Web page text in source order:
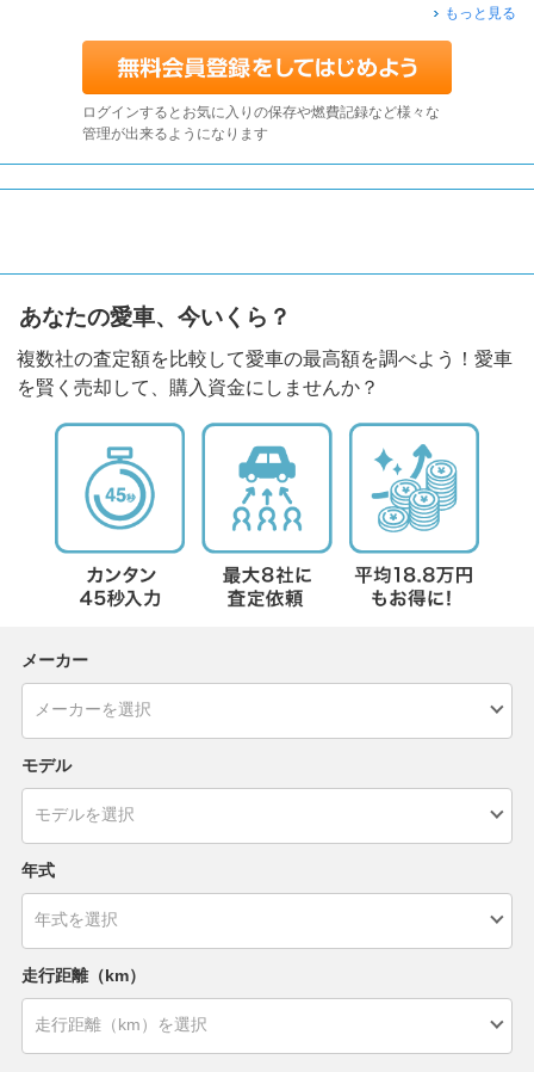
もっと見る
ログインするとお気に入りの保存や燃費記録など様々な
管理が出来るようになります
あなたの愛車、今いくら？
複数社の査定額を比較して愛車の最高額を調べよう！愛車
を賢く売却して、購入資金にしませんか？
メーカー
モデル
年式
走行距離（km）